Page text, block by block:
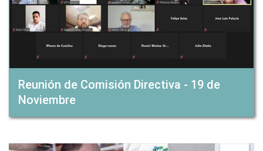
Reunión de Comisión Directiva - 19 de
Noviembre